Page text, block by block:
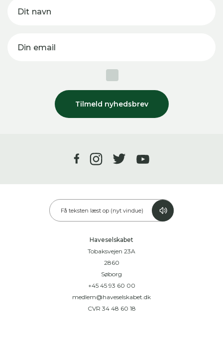
Dit navn
Din email
Tilmeld nyhedsbrev
Få teksten læst op (nyt vindue)
Haveselskabet
Tobaksvejen 23A
2860
Søborg
+45 45 93 60 00
medlem@haveselskabet.dk
CVR 34 48 60 18